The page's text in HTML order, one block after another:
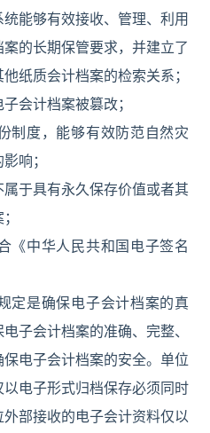
能够有效接收、管理、利用
的长期保管要求，并建立了
纸质会计档案的检索关系；
会计档案被篡改；
制度，能够有效防范自然灾
响；
于具有永久保存价值或者其
《中华人民共和国电子签名
定是确保电子会计档案的真
子会计档案的准确、完整、
电子会计档案的安全。单位
电子形式归档保存必须同时
部接收的电子会计资料仅以